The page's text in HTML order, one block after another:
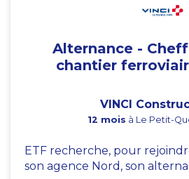
Alternance -
chantier
VINCI
12 mois à Le Petit-
ETF recherche, pour
son agence Nord, son